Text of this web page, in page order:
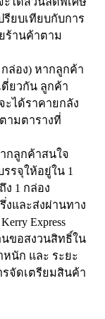
รียบเทียบกับการ
ร้านค้าตาม
ล่อง) หากลูกค้า
ยวกัน ลูกค้า
ะได้ราคายกลัง
ามตารางที่
กลูกค้าสนใจ
รจุให้อยู่ใน 1
1 กล่อง
งและส่งผ่านทาง
Express
นขอสงวนสิทธิ์ใน
นัก และ ระยะ
รจัดเตรียมสินค้า